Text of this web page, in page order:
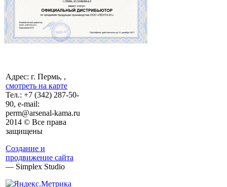
Адрес: г. Пермь, ,
смотреть на карте
Тел.: +7 (342) 287-50-
90, e-mail:
perm@arsenal-kama.ru
2014 © Все права
защищены
Создание и
продвижение сайта
— Simplex Studio